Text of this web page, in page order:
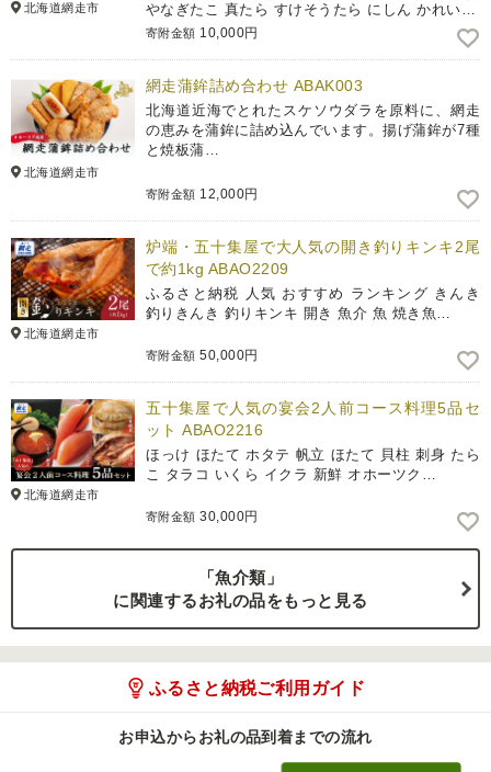
北海道網走市
やなぎたこ 真たら すけそうたら にしん かれい…
寄附金額 10,000円
北海道網走市
網走蒲鉾詰め合わせ ABAK003
北海道近海でとれたスケソウダラを原料に、網走
の恵みを蒲鉾に詰め込んでいます。揚げ蒲鉾が7種
と焼板蒲…
寄附金額 12,000円
北海道網走市
炉端・五十集屋で大人気の開き釣りキンキ2尾
で約1kg ABAO2209
ふるさと納税 人気 おすすめ ランキング きんき
釣りきんき 釣りキンキ 開き 魚介 魚 焼き魚…
寄附金額 50,000円
北海道網走市
五十集屋で人気の宴会2人前コース料理5品セ
ット ABAO2216
ほっけ ほたて ホタテ 帆立 ほたて 貝柱 刺身 たら
こ タラコ いくら イクラ 新鮮 オホーツク…
寄附金額 30,000円
「魚介類」
に関連するお礼の品をもっと見る
ふるさと納税ご利用ガイド
お申込からお礼の品到着までの流れ